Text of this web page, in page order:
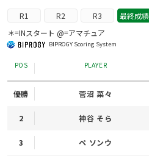
R1 R2 R3 最終成績
BIPROGY Scoring System
＊=INスタート @=アマチュア
POS PLAYER
優勝 菅沼 菜々
2 神谷 そら
3 ペ ソンウ